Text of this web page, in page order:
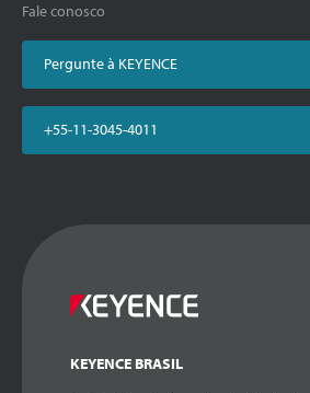
Fale conosco
Pergunte à KEYENCE
+55-11-3045-4011
KEYENCE BRASIL